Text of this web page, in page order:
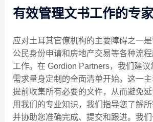
有效管理文书工作的专
应对土耳其官僚机构的主要障碍之一是
公民身份申请和房地产交易等各种流
工作。在 Gordion Partners，我们建
需求量身定制的全面清单开始。这一
提前收集所有必要的文件，从而避免延
用我们的专业知识，我们指导您了解所
并协助您准确完成、提交和跟进。我